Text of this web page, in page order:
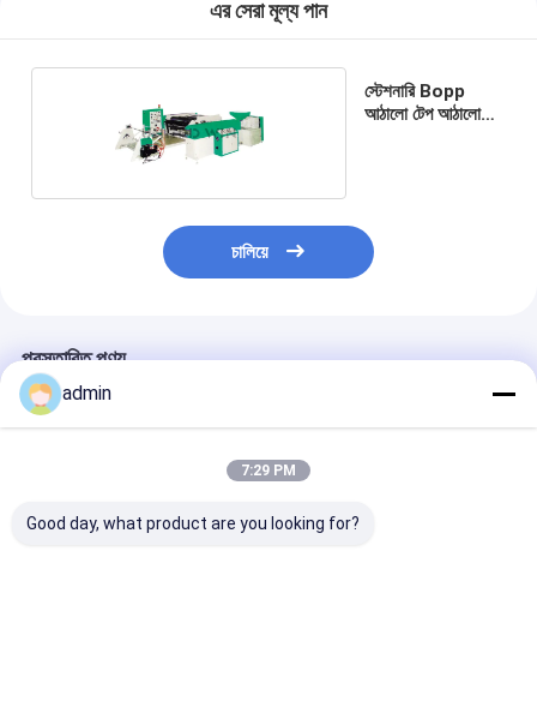
এর সেরা মূল্য পান
স্টেশনারি Bopp
আঠালো টেপ আঠালো
চালিয়ে
প্রস্তাবিত পণ্য
admin
7:29 PM
Good day, what product are you looking for?